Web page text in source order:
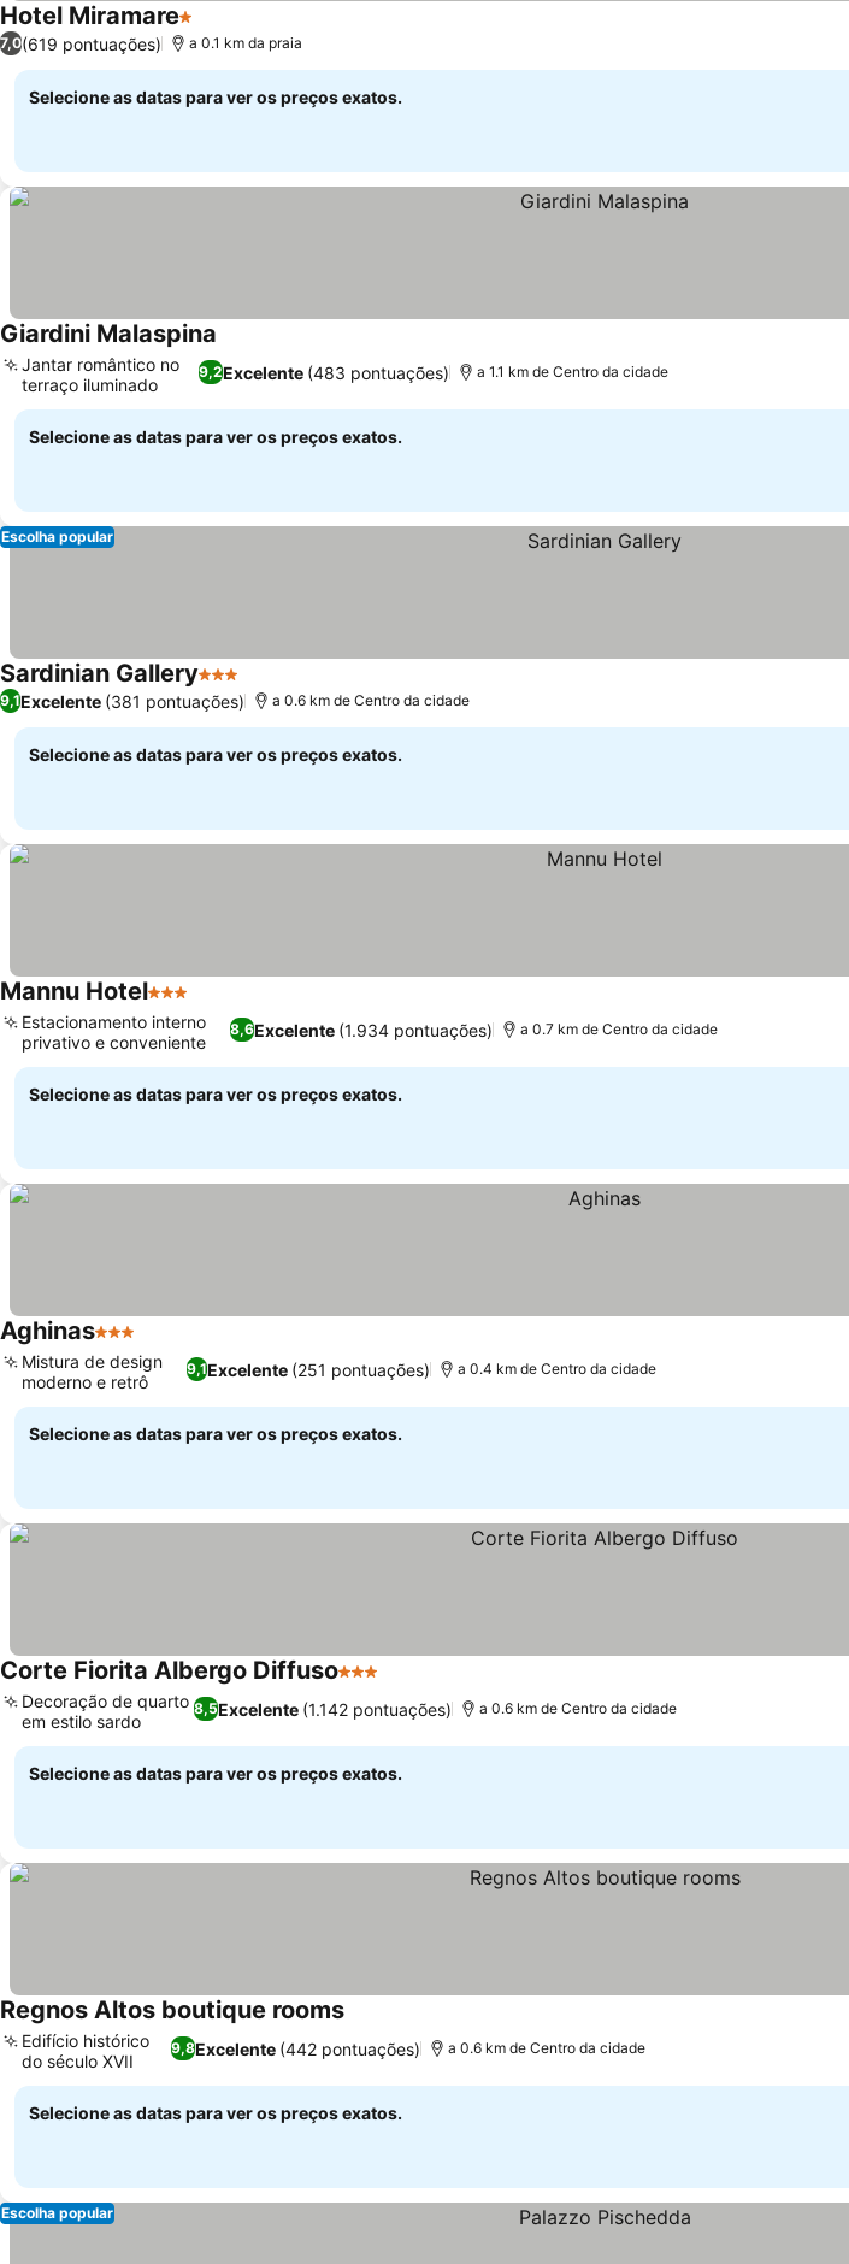
Hotel Miramare1 Estrelas
7,0(619 pontuações) a 0.1 km da praia
Selecione as datas para ver os preços exatos.
Giardini Malaspina
9,2Excelente (483 pontuações)
Jantar romântico no
terraço iluminado
a 1.1 km de Centro da cidade
Selecione as datas para ver os preços exatos.
Escolha popular
Sardinian Gallery3 Estrelas
9,1Excelente (381 pontuações) a 0.6 km de Centro da cidade
Selecione as datas para ver os preços exatos.
Mannu Hotel3 Estrelas
8,6Excelente (1.934 pontuações)
Estacionamento interno
privativo e conveniente
a 0.7 km de Centro da cidade
Selecione as datas para ver os preços exatos.
Aghinas3 Estrelas
9,1Excelente (251 pontuações)
Mistura de design
moderno e retrô
a 0.4 km de Centro da cidade
Selecione as datas para ver os preços exatos.
Corte Fiorita Albergo Diffuso3 Estrelas
8,5Excelente (1.142 pontuações)
Decoração de quarto
em estilo sardo
a 0.6 km de Centro da cidade
Selecione as datas para ver os preços exatos.
Regnos Altos boutique rooms
9,8Excelente (442 pontuações)
Edifício histórico
do século XVII
a 0.6 km de Centro da cidade
Selecione as datas para ver os preços exatos.
Escolha popular